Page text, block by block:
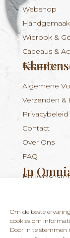
Om de beste
cookies om
Door in te stemmen
Webshop
Wierook &
Cadeaus &
Edelstenen
Algemene
Verzenden &
Privacybeleid
Contact
Over Ons
FAQ
In
BE
+324 56 96 16
nieuws over